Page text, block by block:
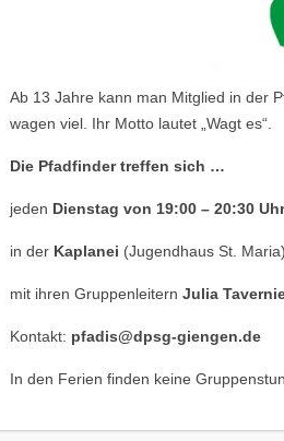
Ab 13 Jahre kann man Mitglied in der
wagen viel. Ihr Motto lautet „Wagt es“.
Die Pfadfinder treffen sich …
jeden Dienstagvon 19:00 – 20:30
in der Kaplanei (Jugendhaus St.
mit ihren GruppenleiternJulia
Kontakt: pfadis@dpsg-giengen.de
In den Ferien finden keine